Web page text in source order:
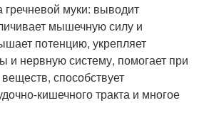
муки: выводит
мышечную силу и
потенцию, укрепляет
и нервную систему, помогает при
способствует
кишечного тракта и многое